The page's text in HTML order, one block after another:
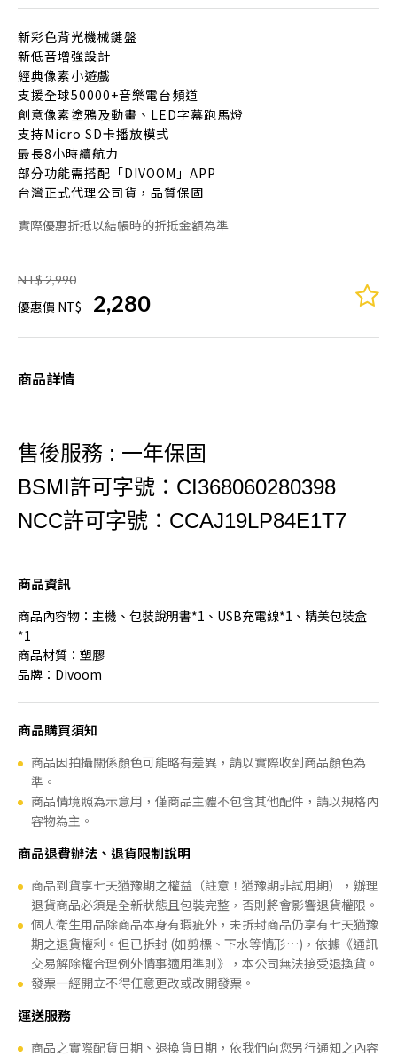
新彩色背光機械鍵盤
新低音增強設計
經典像素小遊戲
支援全球50000+音樂電台頻道
創意像素塗鴉及動畫、LED字幕跑馬燈
支持Micro SD卡播放模式
最長8小時續航力
部分功能需搭配「DIVOOM」APP
台灣正式代理公司貨，品質保固
實際優惠折抵以結帳時的折抵金額為準
NT$ 2,990
優惠價 NT$ 2,280
商品詳情
售後服務 : 一年保固
BSMI許可字號：CI368060280398
NCC許可字號：CCAJ19LP84E1T7
商品資訊
商品內容物：主機、包裝說明書*1、USB充電線*1、精美包裝盒
*1
商品材質：塑膠
品牌：Divoom
商品購買須知
商品因拍攝關係顏色可能略有差異，請以實際收到商品顏色為
準。
商品情境照為示意用，僅商品主體不包含其他配件，請以規格內
容物為主。
商品退費辦法、退貨限制說明
商品到貨享七天猶豫期之權益（註意！猶豫期非試用期），辦理
退貨商品必須是全新狀態且包裝完整，否則將會影響退貨權限。
個人衛生用品除商品本身有瑕疵外，未拆封商品仍享有七天猶豫
期之退貨權利。但已拆封 (如剪標、下水等情形…)，依據《通訊
交易解除權合理例外情事適用準則》，本公司無法接受退換貨。
發票一經開立不得任意更改或改開發票。
運送服務
商品之實際配貨日期、退換貨日期，依我們向您另行通知之內容